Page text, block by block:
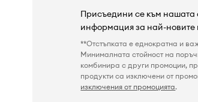
Присъедини се към
информация за най-новите
**Отстъпката е еднократна и
Минималната стойност на
комбинира с други промоции,
продукти са изключени от
изключения от промоцията.